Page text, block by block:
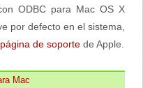
ODBC para Mac OS X
por defecto en el sistema,
página de soporte de Apple.
Mac